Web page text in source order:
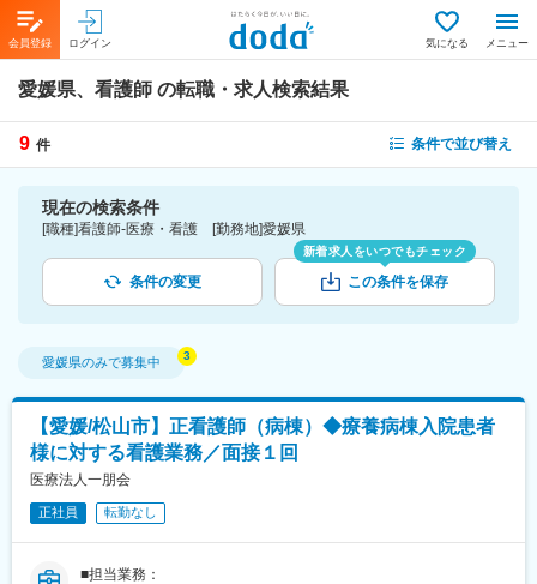
会員登録 ログイン 気になる メニュー
愛媛県、看護師 の転職・求人検索結果
9 件 条件で並び替え
現在の検索条件
[職種]看護師-医療・看護 [勤務地]愛媛県
条件の変更
新着求人をいつでもチェック
この条件を保存
愛媛県のみで募集中
【愛媛/松山市】正看護師（病棟）◆療養病棟入院患者
様に対する看護業務／面接１回
医療法人一朋会
正社員 転勤なし
■担当業務：